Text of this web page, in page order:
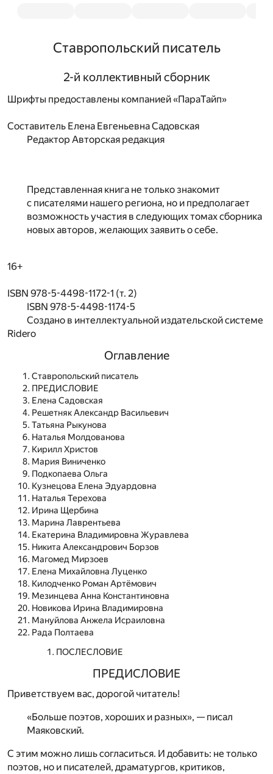
Ставропольский писатель
2-й коллективный сборник
Шрифты предоставлены компанией «ПараТайп»
Составитель Елена Евгеньевна Садовская
Редактор Авторская редакция
Представленная книга не только знакомит
с писателями нашего региона, но и предполагает
возможность участия в следующих томах сборника
новых авторов, желающих заявить о себе.
16+
ISBN 978-5-4498-1172-1 (т. 2)
ISBN 978-5-4498-1174-5
Создано в интеллектуальной издательской системе
Ridero
Оглавление
Ставропольский писатель
ПРЕДИСЛОВИЕ
Елена Садовская
Решетняк Александр Васильевич
Татьяна Рыкунова
Наталья Молдованова
Кирилл Христов
Мария Виниченко
Подкопаева Ольга
Кузнецова Елена Эдуардовна
Наталья Терехова
Ирина Щербина
Марина Лаврентьева
Екатерина Владимировна Журавлева
Никита Александрович Борзов
Магомед Мирзоев
Елена Михайловна Луценко
Килодченко Роман Артёмович
Мезинцева Анна Константиновна
Новикова Ирина Владимировна
Мануйлова Анжела Исраиловна
Рада Полтаева
ПОСЛЕСЛОВИЕ
ПРЕДИСЛОВИЕ
Приветствуем вас, дорогой читатель!
«Больше поэтов, хороших и разных», — писал
Маяковский.
С этим можно лишь согласиться. И добавить: не только
поэтов, но и писателей, драматургов, критиков,